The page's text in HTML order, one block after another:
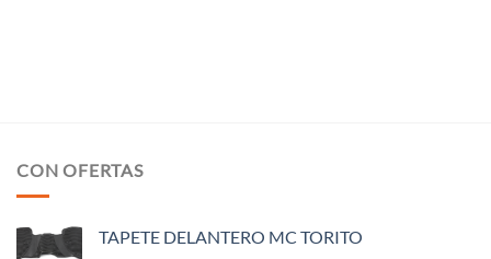
CON OFERTAS
TAPETE DELANTERO MC TORITO